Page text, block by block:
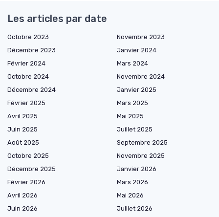
Les articles par date
Octobre 2023
Novembre 2023
Décembre 2023
Janvier 2024
Février 2024
Mars 2024
Octobre 2024
Novembre 2024
Décembre 2024
Janvier 2025
Février 2025
Mars 2025
Avril 2025
Mai 2025
Juin 2025
Juillet 2025
Août 2025
Septembre 2025
Octobre 2025
Novembre 2025
Décembre 2025
Janvier 2026
Février 2026
Mars 2026
Avril 2026
Mai 2026
Juin 2026
Juillet 2026